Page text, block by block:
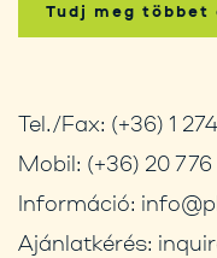
Tudj meg
Tel./Fax: (+36) 1
Mobil: (+36) 20
Információ:
Ajánlatkérés: